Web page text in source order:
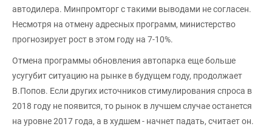
автодилера. Минпромторг с такими выводами не согласен.
Несмотря на отмену адресных программ, министерство
прогнозирует рост в этом году на 7-10%.
Отмена программы обновления автопарка еще больше
усугубит ситуацию на рынке в будущем году, продолжает
В.Попов. Если других источников стимулирования спроса в
2018 году не появится, то рынок в лучшем случае останется
на уровне 2017 года, а в худшем - начнет падать, считает он.